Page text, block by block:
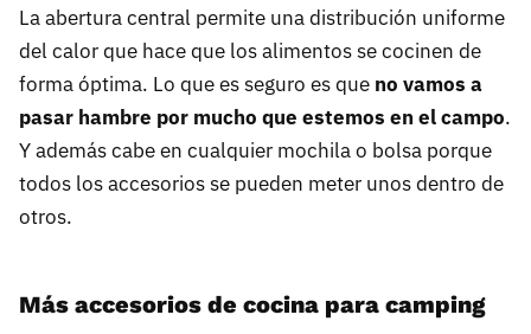
La abertura central permite una distribución uniforme
del calor que hace que los alimentos se cocinen de
forma óptima. Lo que es seguro es que no vamos a
pasar hambre por mucho que estemos en el campo.
Y además cabe en cualquier mochila o bolsa porque
todos los accesorios se pueden meter unos dentro de
otros.
Más accesorios de cocina para camping